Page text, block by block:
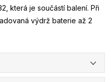
která je součástí balení. Při
výdrž baterie až 2